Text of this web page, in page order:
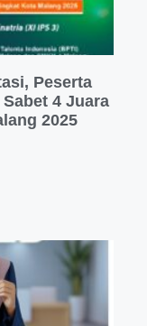
Peserta
4 Juara
2025